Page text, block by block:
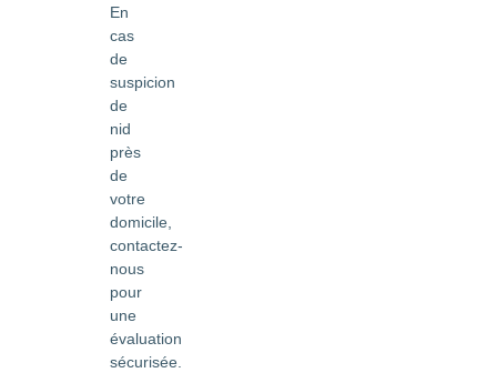
En
cas
de
suspicion
de
nid
près
de
votre
domicile,
contactez-
nous
pour
une
évaluation
sécurisée.